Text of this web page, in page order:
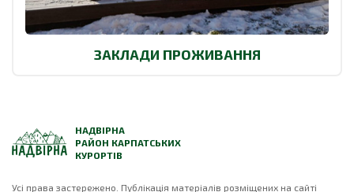
ЗАКЛАДИ ПРОЖИВАННЯ
НАДВІРНА
РАЙОН КАРПАТСЬКИХ
КУРОРТІВ
Усі права застережено. Публікація матеріалів розміщених на сайті